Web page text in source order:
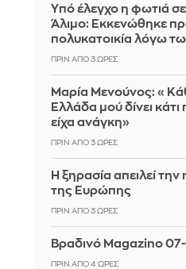
Yπό έλεγχο η φωτιά
Άλιμο: Εκκενώθηκε
πολυκατοικία λόγω
ΠΡΙΝ ΑΠΌ 3 ΏΡΕΣ
Μαρία Μενούνος:
Ελλάδα μού δίνει κάτι
είχα ανάγκη»
ΠΡΙΝ ΑΠΌ 3 ΏΡΕΣ
Η ξηρασία απειλεί
της Ευρώπης
ΠΡΙΝ ΑΠΌ 3 ΏΡΕΣ
Βραδινό Magazino
ΠΡΙΝ ΑΠΌ 4 ΏΡΕΣ